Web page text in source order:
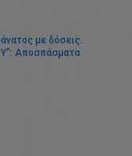
με δόσεις.
Αποσπάσματα